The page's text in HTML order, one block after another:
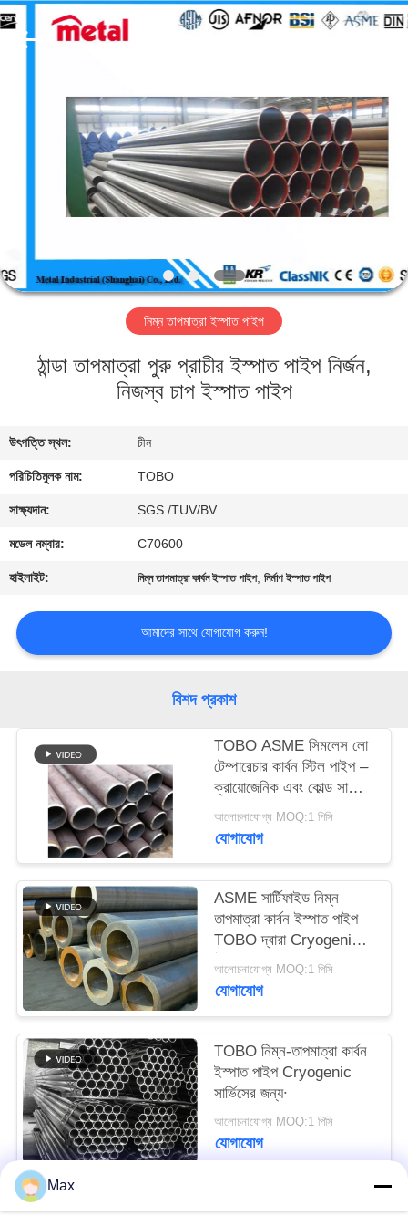
আমাদের
কারখানা
যোগাযোগ
করুন
খবর
মামলা
PRIVACY
POLICY
TOBO
STEEL
GROUP
CHINA.
নিম্ন তাপমাত্রা ইস্পাত পাইপ
ঠান্ডা তাপমাত্রা পুরু প্রাচীর ইস্পাত পাইপ নির্জন,
নিজস্ব চাপ ইস্পাত পাইপ
উৎপত্তি স্থল: চীন
পরিচিতিমুলক নাম: TOBO
সাক্ষ্যদান: SGS /TUV/BV
মডেল নম্বার: C70600
হাইলাইট: নিম্ন তাপমাত্রা কার্বন ইস্পাত পাইপ,নির্মাণ ইস্পাত পাইপ
আমাদের সাথে যোগাযোগ করুন!
বিশদ প্রকাশ
TOBO ASME সিমলেস লো
টেম্পারেচার কার্বন স্টিল পাইপ –
ক্রায়োজেনিক এবং কোল্ড সার্ভিস
অ্যাপ্লিকেশনের জন্য
আলোচনাযোগ্য MOQ:1 পিসি
যোগাযোগ
ASME সার্টিফাইড নিম্ন
তাপমাত্রা কার্বন ইস্পাত পাইপ
TOBO দ্বারা Cryogenic &
ঠান্ডা সেবা জন্য
আলোচনাযোগ্য MOQ:1 পিসি
যোগাযোগ
TOBO নিম্ন-তাপমাত্রা কার্বন
ইস্পাত পাইপ Cryogenic
সার্ভিসের জন্য∙
আলোচনাযোগ্য MOQ:1 পিসি
যোগাযোগ
Max